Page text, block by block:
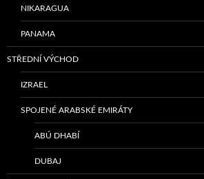
NIKARAGUA
PANAMA
STŘEDNÍ VÝCHOD
IZRAEL
SPOJENÉ ARABSKÉ EMIRÁTY
ABÚ DHABÍ
DUBAJ